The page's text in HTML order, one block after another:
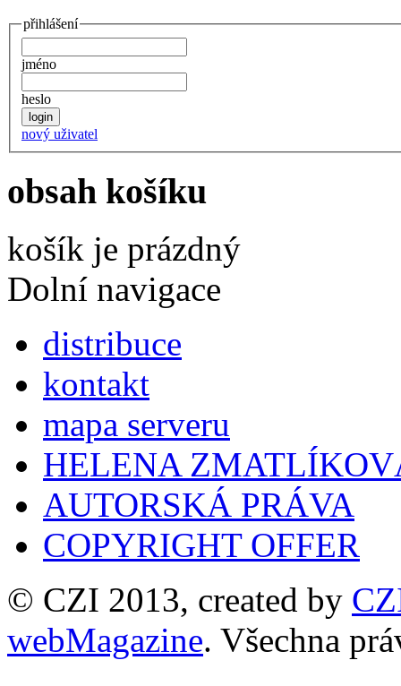
přihlášení
jméno
heslo
nový uživatel
obsah košíku
košík je prázdný
Dolní navigace
distribuce
kontakt
mapa serveru
HELENA
AUTORSKÁ PRÁVA
COPYRIGHT OFFER
© CZI 2013, created by
webMagazine. Všechna